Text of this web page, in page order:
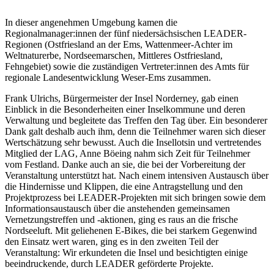
In dieser angenehmen Umgebung kamen die
Regionalmanager:innen der fünf niedersächsischen LEADER-
Regionen (Ostfriesland an der Ems, Wattenmeer-Achter im
Weltnaturerbe, Nordseemarschen, Mittleres Ostfriesland,
Fehngebiet) sowie die zuständigen Vertreter:innen des Amts für
regionale Landesentwicklung Weser-Ems zusammen.
Frank Ulrichs, Bürgermeister der Insel Norderney, gab einen
Einblick in die Besonderheiten einer Inselkommune und deren
Verwaltung und begleitete das Treffen den Tag über. Ein besonderer
Dank galt deshalb auch ihm, denn die Teilnehmer waren sich dieser
Wertschätzung sehr bewusst. Auch die Insellotsin und vertretendes
Mitglied der LAG, Anne Böeing nahm sich Zeit für Teilnehmer
vom Festland. Danke auch an sie, die bei der Vorbereitung der
Veranstaltung unterstützt hat. Nach einem intensiven Austausch über
die Hindernisse und Klippen, die eine Antragstellung und den
Projektprozess bei LEADER-Projekten mit sich bringen sowie dem
Informationsaustausch über die anstehenden gemeinsamen
Vernetzungstreffen und -aktionen, ging es raus an die frische
Nordseeluft. Mit geliehenen E-Bikes, die bei starkem Gegenwind
den Einsatz wert waren, ging es in den zweiten Teil der
Veranstaltung: Wir erkundeten die Insel und besichtigten einige
beeindruckende, durch LEADER geförderte Projekte.